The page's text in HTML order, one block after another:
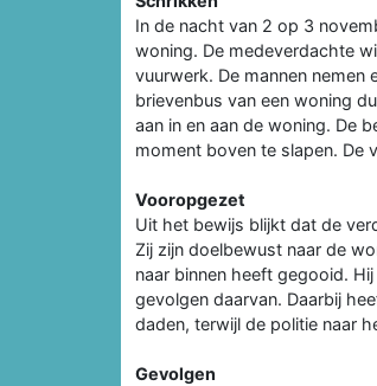
In de nacht van 2 op 3
woning. De medeverdachte
vuurwerk. De mannen
brievenbus van een woning
aan in en aan de woning. De
moment boven te slapen. De
Vooropgezet
Uit het bewijs blijkt dat de
Zij zijn doelbewust naar de
naar binnen heeft gegooid.
gevolgen daarvan. Daarbij
daden, terwijl de politie naar
Gevolgen